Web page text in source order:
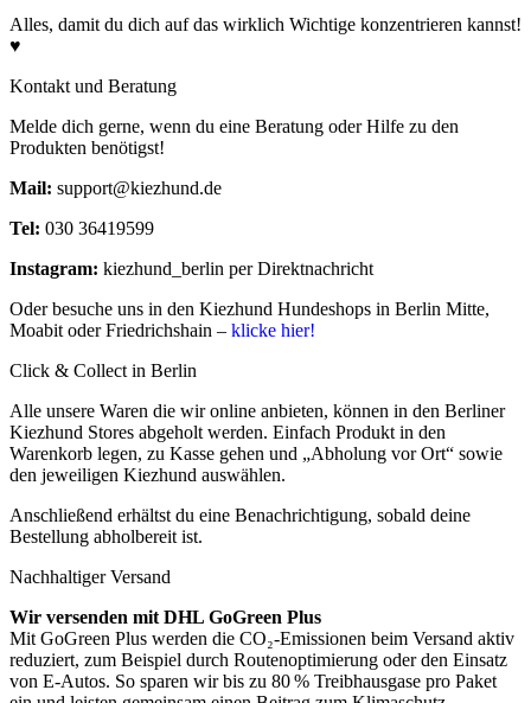
Alles, damit du dich auf das wirklich Wichtige konzentrieren kannst!
♥
Kontakt und Beratung
Melde dich gerne, wenn du eine Beratung oder Hilfe zu den
Produkten benötigst!
Mail: support@kiezhund.de
Tel: 030 36419599
Instagram: kiezhund_berlin per Direktnachricht
Oder besuche uns in den Kiezhund Hundeshops in Berlin Mitte,
Moabit oder Friedrichshain – klicke hier!
Click & Collect in Berlin
Alle unsere Waren die wir online anbieten, können in den Berliner
Kiezhund Stores abgeholt werden. Einfach Produkt in den
Warenkorb legen, zu Kasse gehen und „Abholung vor Ort“ sowie
den jeweiligen Kiezhund auswählen.
Anschließend erhältst du eine Benachrichtigung, sobald deine
Bestellung abholbereit ist.
Nachhaltiger Versand
Wir versenden mit DHL GoGreen Plus
Mit GoGreen Plus werden die CO₂-Emissionen beim Versand aktiv
reduziert, zum Beispiel durch Routenoptimierung oder den Einsatz
von E-Autos. So sparen wir bis zu 80 % Treibhausgase pro Paket